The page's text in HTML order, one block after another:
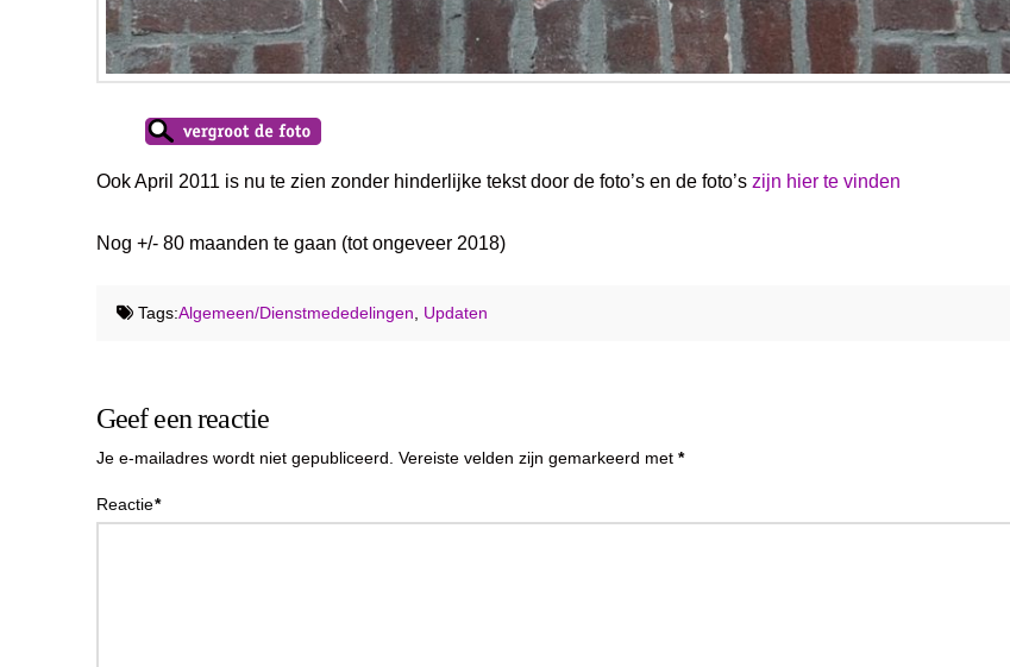
Ook April 2011 is nu te zien zonder hinderlijke tekst door de foto’s en de foto’s zijn hier te vinden
Nog +/- 80 maanden te gaan (tot ongeveer 2018)
Tags:Algemeen/Dienstmededelingen Updaten
Geef een reactie
Je e-mailadres wordt niet gepubliceerd. Vereiste velden zijn gemarkeerd met *
Reactie*